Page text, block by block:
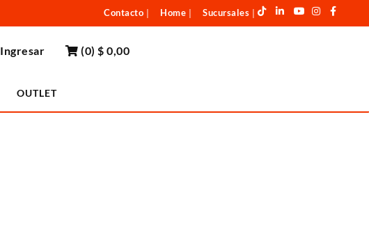
Contacto Home Sucursales
Ingresar (0)$ 0,00
OUTLET